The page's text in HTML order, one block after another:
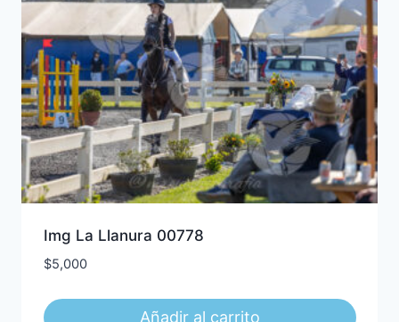
Img La Llanura 00778
$5,000
Añadir al carrito